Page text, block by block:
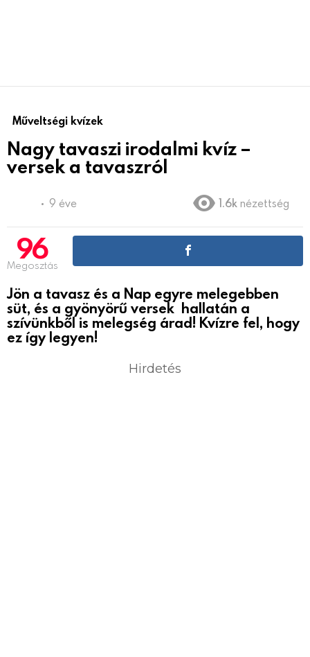
Műveltségi kvízek
Nagy tavaszi irodalmi kvíz –
versek a tavaszról
9 éve 1.6k nézettség
96
Megosztás
Jön a tavasz és a Nap egyre melegebben
süt, és a gyönyörű versek hallatán a
szívünkből is melegség árad! Kvízre fel, hogy
ez így legyen!
Hirdetés